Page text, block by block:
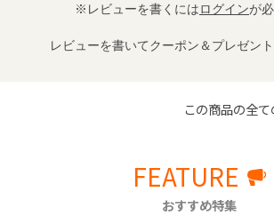
※レビューを書くにはログインが
レビューを書いてクーポン＆プレゼン
この商品の全
FEATURE
おすすめ特集